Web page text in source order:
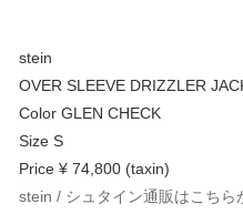
stein
OVER SLEEVE DRIZZLER
Color GLEN CHECK
Size S
Price ¥ 74,800 (taxin)
stein / シュタイン通販はこちら